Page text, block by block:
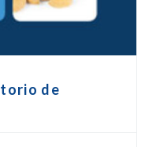
de